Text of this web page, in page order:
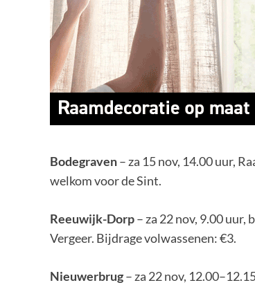
Bodegraven– za 15 nov, 14.00 uur,
welkom voor de Sint.
Reeuwijk-Dorp– za 22 nov, 9.00
Vergeer. Bijdrage volwassenen: €3.
Nieuwerbrug– za 22 nov,